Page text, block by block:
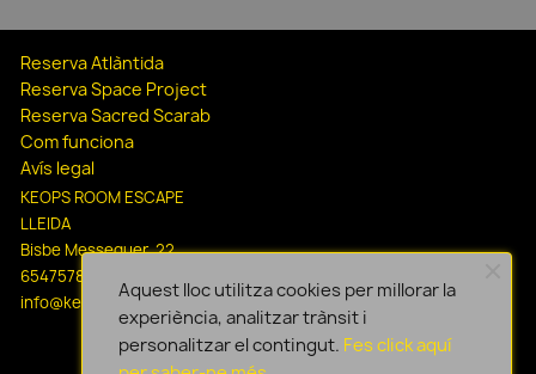
Reserva Atlàntida
Reserva Space Project
Reserva Sacred Scarab
Com funciona
Avís legal
KEOPS ROOM ESCAPE
LLEIDA
Bisbe Messeguer, 22
654757806
info@keopsescapelleida.com
Aquest lloc utilitza cookies per millorar la
experiència, analitzar trànsit i
personalitzar el contingut. Fes click aquí